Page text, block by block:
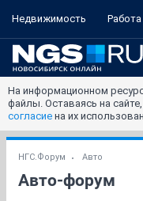
Недвижимость Работа
На информационном
файлы. Оставаясь на
согласие на их
НГС.Форум Авто
Авто-форум